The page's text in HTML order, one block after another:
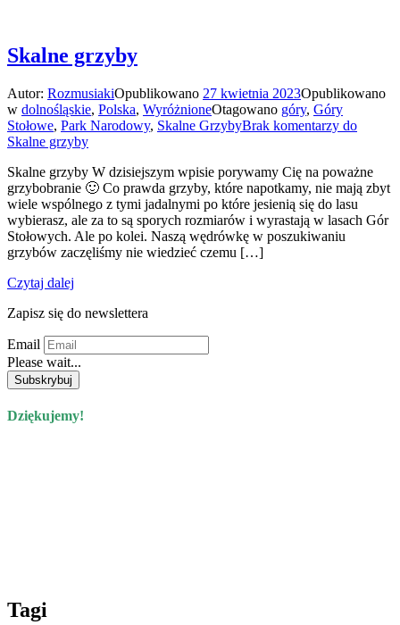
Skalne grzyby
Autor: RozmusiakiOpublikowano 27 kwietnia 2023Opublikowano
w dolnośląskie, Polska, WyróżnioneOtagowano góry, Góry
Stołowe, Park Narodowy, Skalne GrzybyBrak komentarzy do
Skalne grzyby
Skalne grzyby W dzisiejszym wpisie porywamy Cię na poważne
grzybobranie 🙂 Co prawda grzyby, które napotkamy, nie mają zbyt
wiele wspólnego z tymi jadalnymi po które jesienią się do lasu
wybierasz, ale za to są sporych rozmiarów i wyrastają w lasach Gór
Stołowych. Ale po kolei. Naszą wędrówkę w poszukiwaniu
grzybów zaczęliśmy nie wiedzieć czemu […]
Czytaj dalej
Zapisz się do newslettera
Email
Please wait...
Dziękujemy!
Tagi